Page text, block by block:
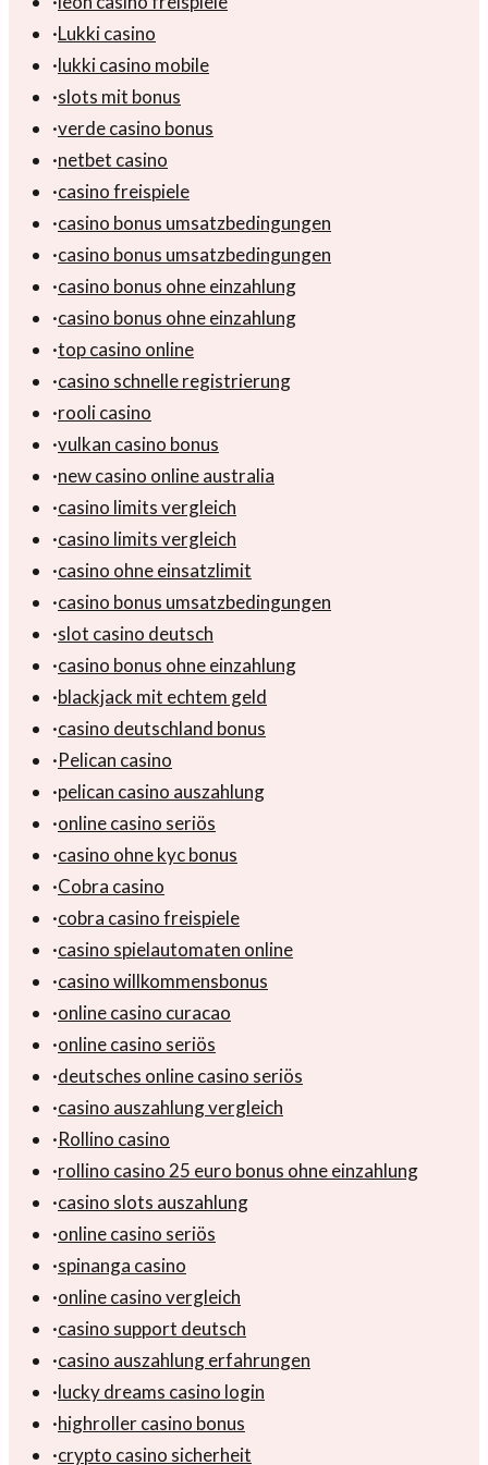
·Lukki casino
·lukki casino mobile
·slots mit bonus
·verde casino bonus
·netbet casino
·casino freispiele
·casino bonus umsatzbedingungen
·casino bonus umsatzbedingungen
·casino bonus ohne einzahlung
·casino bonus ohne einzahlung
·top casino online
·casino schnelle registrierung
·rooli casino
·vulkan casino bonus
·new casino online australia
·casino limits vergleich
·casino limits vergleich
·casino ohne einsatzlimit
·casino bonus umsatzbedingungen
·slot casino deutsch
·casino bonus ohne einzahlung
·blackjack mit echtem geld
·casino deutschland bonus
·Pelican casino
·pelican casino auszahlung
·online casino seriös
·casino ohne kyc bonus
·Cobra casino
·cobra casino freispiele
·casino spielautomaten online
·casino willkommensbonus
·online casino curacao
·online casino seriös
·deutsches online casino seriös
·casino auszahlung vergleich
·Rollino casino
·rollino casino 25 euro bonus ohne einzahlung
·casino slots auszahlung
·online casino seriös
·spinanga casino
·online casino vergleich
·casino support deutsch
·casino auszahlung erfahrungen
·lucky dreams casino login
·highroller casino bonus
·crypto casino sicherheit